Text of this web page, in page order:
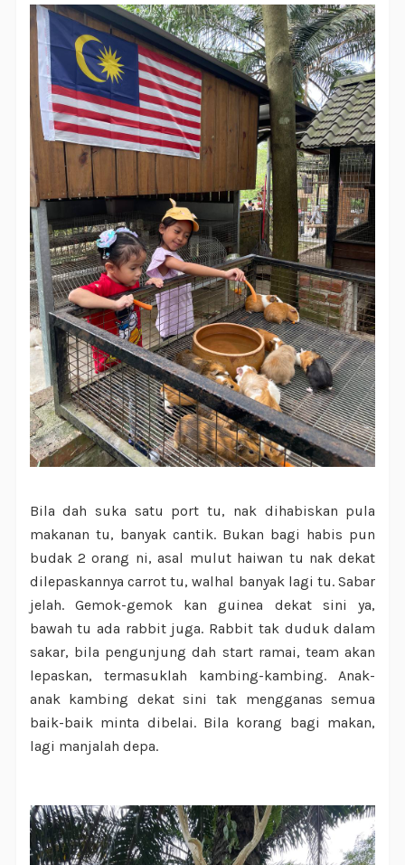
Bila dah suka satu port tu, nak dihabiskan pula
makanan tu, banyak cantik. Bukan bagi habis pun
budak 2 orang ni, asal mulut haiwan tu nak dekat
dilepaskannya carrot tu, walhal banyak lagi tu. Sabar
jelah. Gemok-gemok kan guinea dekat sini ya,
bawah tu ada rabbit juga. Rabbit tak duduk dalam
sakar, bila pengunjung dah start ramai, team akan
lepaskan, termasuklah kambing-kambing. Anak-
anak kambing dekat sini tak mengganas semua
baik-baik minta dibelai. Bila korang bagi makan,
lagi manjalah depa.